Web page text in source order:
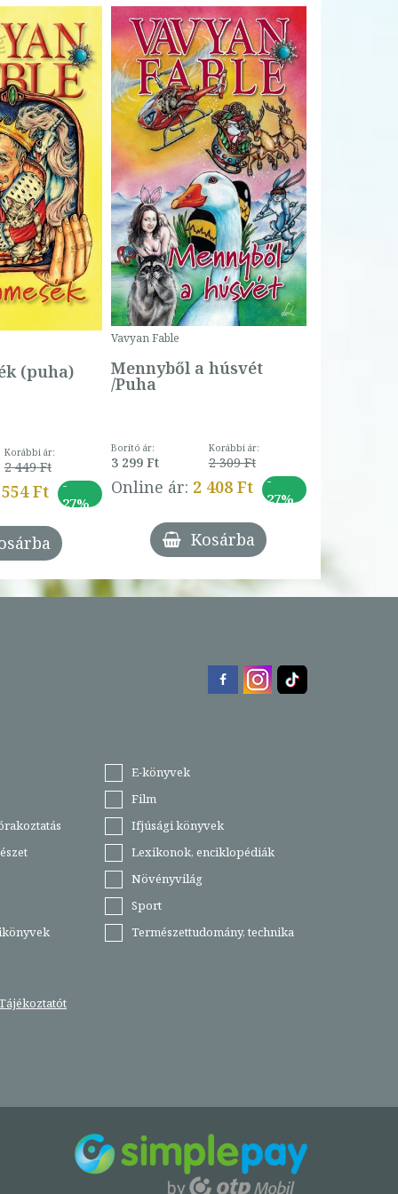
(puha)
Korábbi ár:
2 449 Ft
Ft
-
27%
Vavyan Fable
Mennyből a húsvét
/Puha
Borító ár:
3 299 Ft
Korábbi ár:
2 309 Ft
Online ár: 2 408 Ft
-
27%
Kosárba
E-könyvek
Film
Ifjúsági könyvek
Lexikonok, enciklopédiák
Növényvilág
Sport
Természettudomány, technika